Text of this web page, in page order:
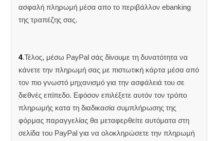
ασφαλή πληρωμή μέσα απο το περιβάλλον ebanking
της τραπέζης σας.
4.Τέλος, μέσω PayPal σάς δίνουμε τη δυνατότητα να
κάνετε την πληρωμή σας με πιστωτική κάρτα μέσα από
τον πιο γνωστό μηχανισμό για την ασφάλειά του σε
διεθνές επίπεδο. Εφόσον επιλέξετε αυτόν τον τρόπο
πληρωμής κατα τη διαδικασία συμπλήρωσης της
φόρμας παραγγελίας θα μεταφερθείτε αυτόματα στη
σελίδα του PayPal για να ολοκληρώσετε την πληρωμή